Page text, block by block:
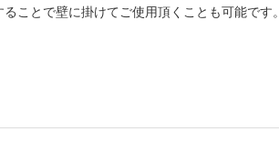
ことで壁に掛けてご使用頂くことも可能です。